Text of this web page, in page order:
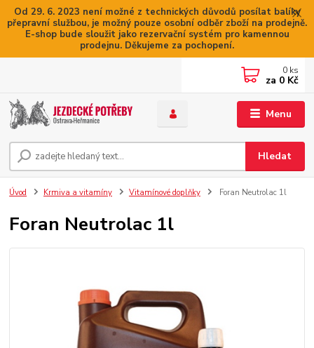
Od 29. 6. 2023 není možné z technických důvodů posílat balíky
přepravní službou, je možný pouze osobní odběr zboží na prodejně.
E-shop bude sloužit jako rezervační systém pro kamennou
prodejnu. Děkujeme za pochopení.
Menu
Hledat
0 ks
za 0 Kč
Úvod Krmiva a vitamíny Vitamínové doplňky Foran Neutrolac 1l
Foran Neutrolac 1l